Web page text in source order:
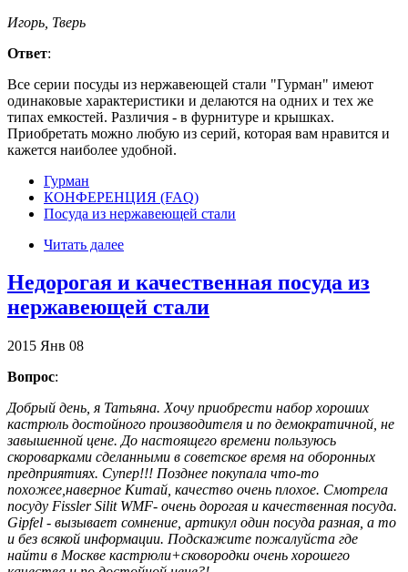
Игорь, Тверь
Ответ:
Все серии посуды из нержавеющей стали "Гурман" имеют
одинаковые характеристики и делаются на одних и тех же
типах емкостей. Различия - в фурнитуре и крышках.
Приобретать можно любую из серий, которая вам нравится и
кажется наиболее удобной.
Гурман
КОНФЕРЕНЦИЯ (FAQ)
Посуда из нержавеющей стали
Читать далее
Недорогая и качественная посуда из
нержавеющей стали
2015 Янв 08
Вопрос:
Добрый день, я Татьяна. Хочу приобрести набор хороших
кастрюль достойного производителя и по демократичной, не
завышенной цене. До настоящего времени пользуюсь
скороварками сделанными в советское время на оборонных
предприятиях. Супер!!! Позднее покупала что-то
похожее,наверное Китай, качество очень плохое. Смотрела
посуду Fissler Silit WMF- очень дорогая и качественная посуда.
Gipfel - вызывает сомнение, артикул один посуда разная, а то
и без всякой информации. Подскажите пожалуйста где
найти в Москве кастрюли+сковородки очень хорошего